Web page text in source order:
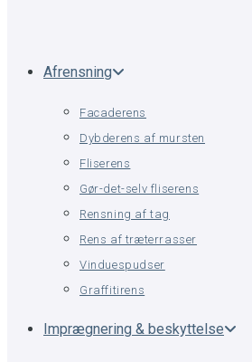
Afrensning
Facaderens
Dybderens af mursten
Fliserens
Gør-det-selv fliserens
Rensning af tag
Rens af træterrasser
Vinduespudser
Graffitirens
Imprægnering & beskyttelse